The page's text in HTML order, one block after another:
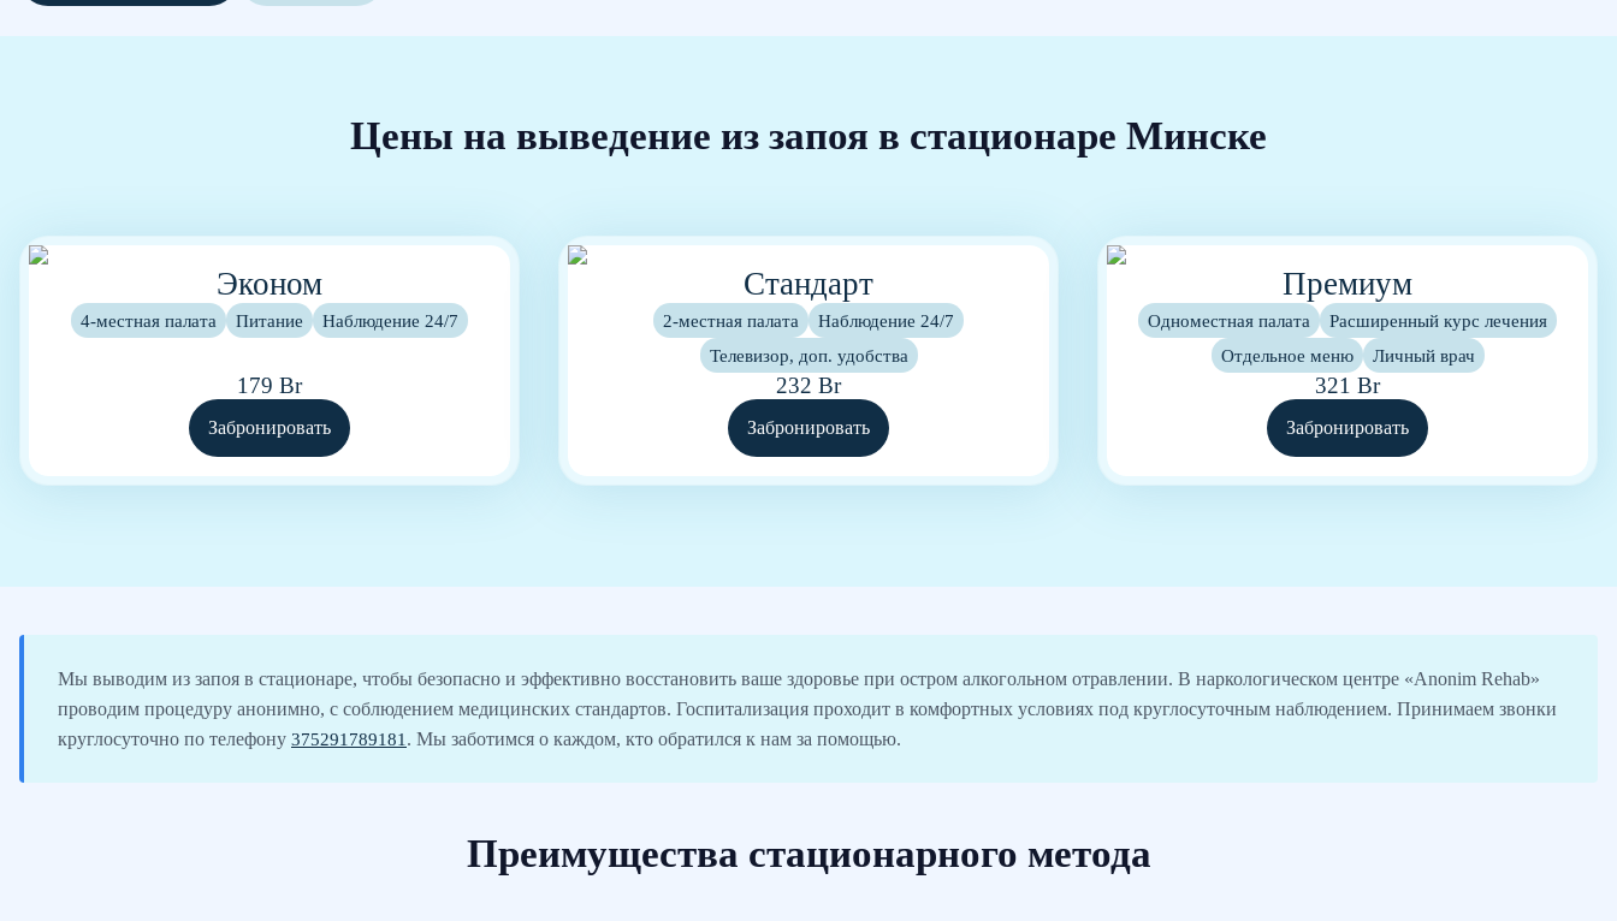
Цены на выведение из запоя в стационаре Минске
Эконом
4-местная палата Питание Наблюдение 24/7
179 Br
Забронировать
Стандарт
2-местная палата
Наблюдение 24/7
Телевизор, доп. удобства
232 Br
Забронировать
Премиум
Одноместная палата
Расширенный курс лечения
Отдельное меню
Личный врач
321 Br
Забронировать
Мы выводим из запоя в стационаре, чтобы безопасно и эффективно восстановить ваше здоровье при остром алкогольном отравлении. В наркологическом центре «Anonim Rehab»
проводим процедуру анонимно, с соблюдением медицинских стандартов. Госпитализация проходит в комфортных условиях под круглосуточным наблюдением. Принимаем звонки
круглосуточно по телефону 375291789181 . Мы заботимся о каждом, кто обратился к нам за помощью.
Преимущества стационарного метода